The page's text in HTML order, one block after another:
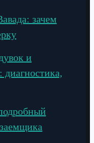
зачем
и
диагностика,